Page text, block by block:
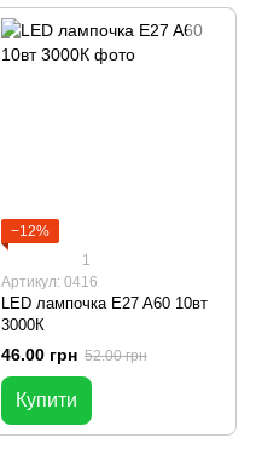
−12%
1
Артикул: 0416
LED лампочка E27 A60 10вт
3000К
46.00 грн 52.00 грн
Купити